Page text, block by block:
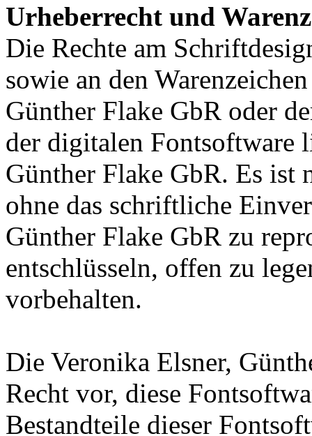
Urheberrecht und
Die Rechte am
sowie an den
Günther Flake GbR oder
der digitalen Fontsoftware
Günther Flake GbR. Es ist
ohne das schriftliche
Günther Flake GbR zu
entschlüsseln, offen zu
vorbehalten.
Die Veronika Elsner,
Recht vor, diese
Bestandteile dieser